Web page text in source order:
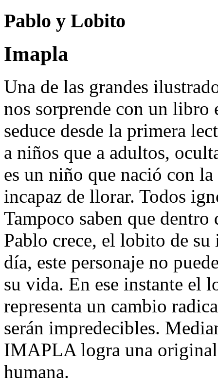
Pablo y Lobito
Imapla
Una de las grandes
nos sorprende con un libro
seduce desde la primera
a niños que a adultos,
es un niño que nació con
incapaz de llorar. Todos
Tampoco saben que
Pablo crece, el lobito de
día, este personaje no
su vida. En ese instante el
representa un cambio
serán impredecibles.
IMAPLA logra una
humana.